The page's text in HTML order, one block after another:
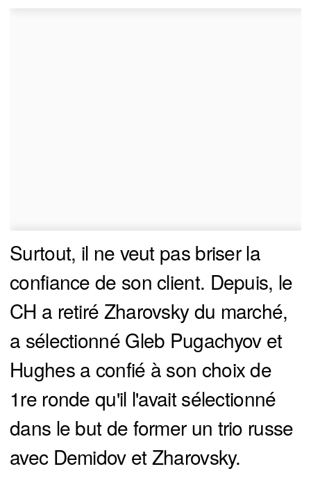
Surtout, il ne veut pas briser la
confiance de son client. Depuis, le
CH a retiré Zharovsky du marché,
a sélectionné Gleb Pugachyov et
Hughes a confié à son choix de
1re ronde qu'il l'avait sélectionné
dans le but de former un trio russe
avec Demidov et Zharovsky.